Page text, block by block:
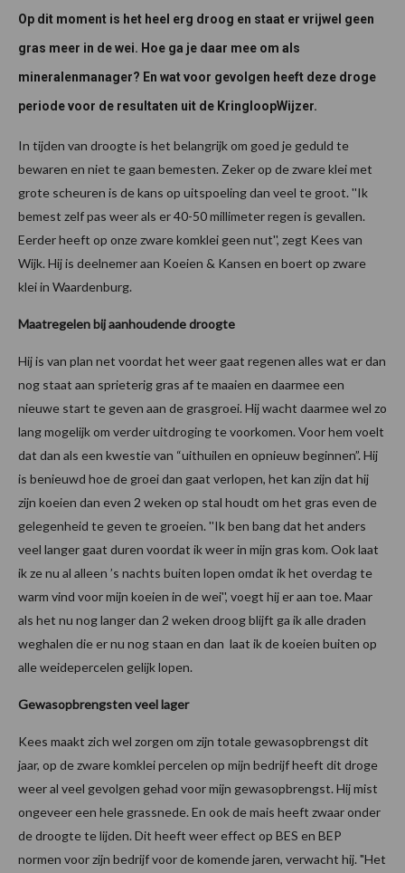
Op dit moment is het heel erg droog en staat er vrijwel geen
gras meer in de wei. Hoe ga je daar mee om als
mineralenmanager? En wat voor gevolgen heeft deze droge
periode voor de resultaten uit de KringloopWijzer.
In tijden van droogte is het belangrijk om goed je geduld te
bewaren en niet te gaan bemesten. Zeker op de zware klei met
grote scheuren is de kans op uitspoeling dan veel te groot. ''Ik
bemest zelf pas weer als er 40-50 millimeter regen is gevallen.
Eerder heeft op onze zware komklei geen nut'', zegt Kees van
Wijk. Hij is deelnemer aan Koeien & Kansen en boert op zware
klei in Waardenburg.
Maatregelen bij aanhoudende droogte
Hij is van plan net voordat het weer gaat regenen alles wat er dan
nog staat aan sprieterig gras af te maaien en daarmee een
nieuwe start te geven aan de grasgroei. Hij wacht daarmee wel zo
lang mogelijk om verder uitdroging te voorkomen. Voor hem voelt
dat dan als een kwestie van “uithuilen en opnieuw beginnen”. Hij
is benieuwd hoe de groei dan gaat verlopen, het kan zijn dat hij
zijn koeien dan even 2 weken op stal houdt om het gras even de
gelegenheid te geven te groeien. ''Ik ben bang dat het anders
veel langer gaat duren voordat ik weer in mijn gras kom. Ook laat
ik ze nu al alleen ’s nachts buiten lopen omdat ik het overdag te
warm vind voor mijn koeien in de wei'', voegt hij er aan toe. Maar
als het nu nog langer dan 2 weken droog blijft ga ik alle draden
weghalen die er nu nog staan en dan laat ik de koeien buiten op
alle weidepercelen gelijk lopen.
Gewasopbrengsten veel lager
Kees maakt zich wel zorgen om zijn totale gewasopbrengst dit
jaar, op de zware komklei percelen op mijn bedrijf heeft dit droge
weer al veel gevolgen gehad voor mijn gewasopbrengst. Hij mist
ongeveer een hele grassnede. En ook de mais heeft zwaar onder
de droogte te lijden. Dit heeft weer effect op BES en BEP
normen voor zijn bedrijf voor de komende jaren, verwacht hij. "Het